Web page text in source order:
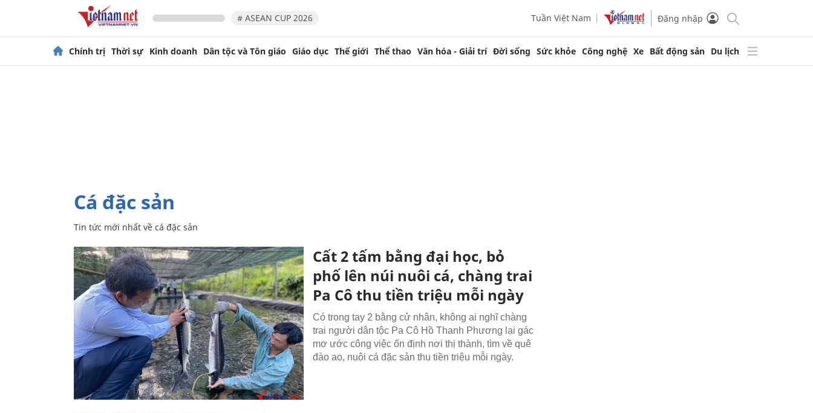
# ASEAN CUP 2026 Tuần Việt Nam Đăng nhập
Chính trị Thời sự Kinh doanh Dân tộc và Tôn giáo Giáo dục Thế giới Thể thao Văn hóa - Giải trí Đời sống Sức khỏe Công nghệ Xe Bất động sản Du lịch
cá đặc sản
Tin tức mới nhất về cá đặc sản
Cất 2 tấm bằng đại học, bỏ
phố lên núi nuôi cá, chàng trai
Pa Cô thu tiền triệu mỗi ngày
Có trong tay 2 bằng cử nhân, không ai nghĩ chàng
trai người dân tộc Pa Cô Hồ Thanh Phương lại gác
mơ ước công việc ổn định nơi thị thành, tìm về quê
đào ao, nuôi cá đặc sản thu tiền triệu mỗi ngày.